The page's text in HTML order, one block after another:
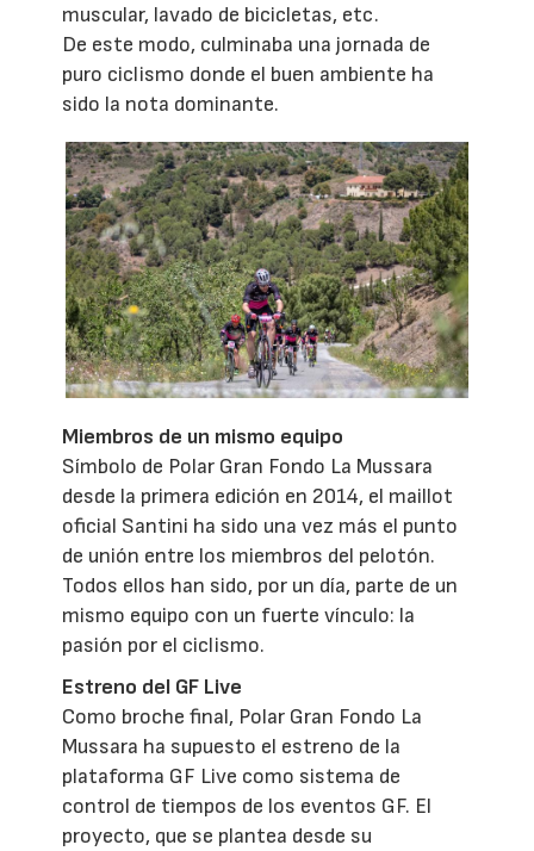
muscular, lavado de bicicletas, etc.
De este modo, culminaba una jornada de
puro ciclismo donde el buen ambiente ha
sido la nota dominante.
Miembros de un mismo equipo
Símbolo de Polar Gran Fondo La Mussara
desde la primera edición en 2014, el maillot
oficial Santini ha sido una vez más el punto
de unión entre los miembros del pelotón.
Todos ellos han sido, por un día, parte de un
mismo equipo con un fuerte vínculo: la
pasión por el ciclismo.
Estreno del GF Live
Como broche final, Polar Gran Fondo La
Mussara ha supuesto el estreno de la
plataforma GF Live como sistema de
control de tiempos de los eventos GF. El
proyecto, que se plantea desde su